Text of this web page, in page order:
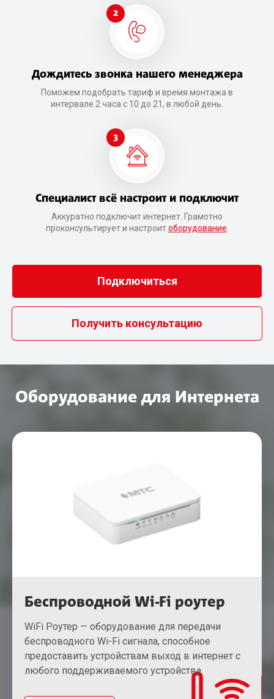
2
Дождитесь звонка нашего менеджера
Поможем подобрать тариф и время монтажа в
интервале 2 часа с 10 до 21, в любой день.
3
Специалист всё настроит и подключит
Аккуратно подключит интернет. Грамотно
проконсультирует и настроитоборудование
Подключиться
Получить консультацию
Оборудование для Интернета
Беспроводной Wi-Fi роутер
WiFi Роутер — оборудование для передачи
беспроводного Wi-Fi сигнала, способное
предоставить устройствам выход в интернет с
любого поддерживаемого устройства.